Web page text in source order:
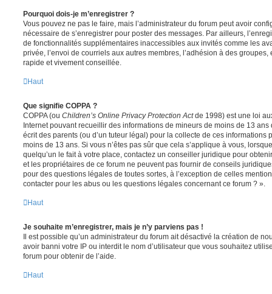
Pourquoi dois-je m’enregistrer ?
Vous pouvez ne pas le faire, mais l’administrateur du forum peut avoir
nécessaire de s’enregistrer pour poster des messages. Par ailleurs,
de fonctionnalités supplémentaires inaccessibles aux invités comme les
privée, l’envoi de courriels aux autres membres, l’adhésion à des groupes,
rapide et vivement conseillée.
Haut
Que signifie COPPA ?
COPPA (ou Children’s Online Privacy Protection Actde 1998) est une loi
Internet pouvant recueillir des informations de mineurs de moins de 13
écrit des parents (ou d’un tuteur légal) pour la collecte de ces informations
moins de 13 ans. Si vous n’êtes pas sûr que cela s’applique à vous,
quelqu’un le fait à votre place, contactez un conseiller juridique pour
et les propriétaires de ce forum ne peuvent pas fournir de conseils
pour des questions légales de toutes sortes, à l’exception de celles
contacter pour les abus ou les questions légales concernant ce forum ? ».
Haut
Je souhaite m’enregistrer, mais je n’y parviens pas !
Il est possible qu’un administrateur du forum ait désactivé la création de
avoir banni votre IP ou interdit le nom d’utilisateur que vous souhaitez
forum pour obtenir de l’aide.
Haut